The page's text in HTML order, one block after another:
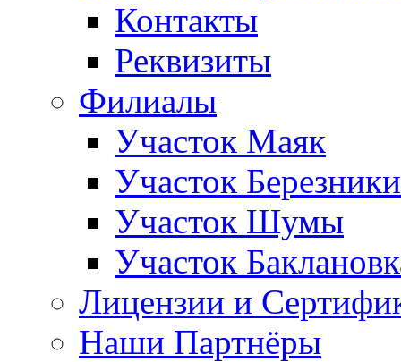
Контакты
Реквизиты
Филиалы
Участок Маяк
Участок Березники
Участок Шумы
Участок
Лицензии и
Наши Партнёры